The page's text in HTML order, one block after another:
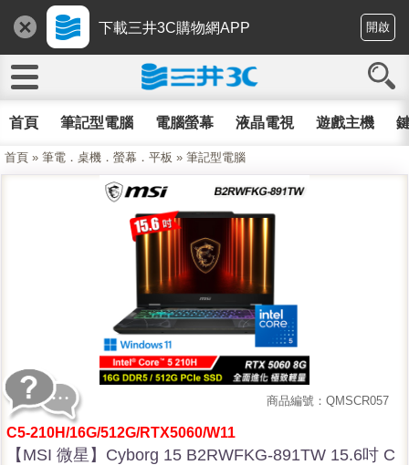
下載三井3C購物網APP 開啟
首頁 筆記型電腦 電腦螢幕 液晶電視 遊戲主機
首頁 » 筆電．桌機．螢幕．平板 » 筆記型電腦
商品編號：QMSCR057
C5-210H/16G/512G/RTX5060/W11
【MSI 微星】Cyborg 15 B2RWFKG-891TW 15.6吋 C